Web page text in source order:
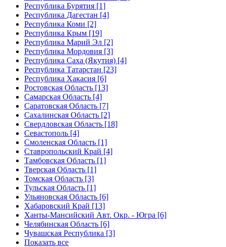
Республика Бурятия [1]
Республика Дагестан [4]
Республика Коми [2]
Республика Крым [19]
Республика Марий Эл [2]
Республика Мордовия [3]
Республика Саха (Якутия) [4]
Республика Татарстан [23]
Республика Хакасия [6]
Ростовская Область [13]
Самарская Область [4]
Саратовская Область [7]
Сахалинская Область [2]
Свердловская Область [18]
Севастополь [4]
Смоленская Область [1]
Ставропольский Край [4]
Тамбовская Область [1]
Тверская Область [1]
Томская Область [3]
Тульская Область [1]
Ульяновская Область [6]
Хабаровский Край [13]
Ханты-Мансийский Авт. Окр. - Югра [6]
Челябинская Область [6]
Чувашская Республика [3]
Показать все